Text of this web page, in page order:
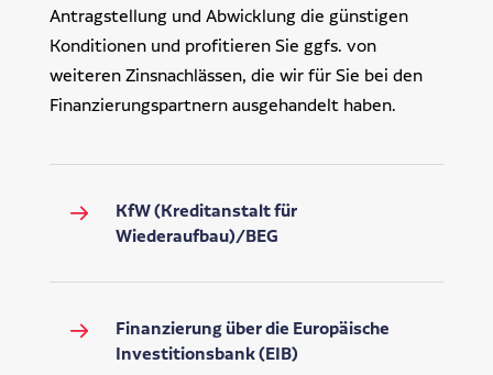
KfW (Kreditanstalt für
Wiederaufbau)/BEG
Finanzierung über die Europäische
Investitionsbank (EIB)
Antragstellung und Abwicklung die günstigen
Konditionen und profitieren Sie ggfs. von
weiteren Zinsnachlässen, die wir für Sie bei den
Finanzierungspartnern ausgehandelt haben.